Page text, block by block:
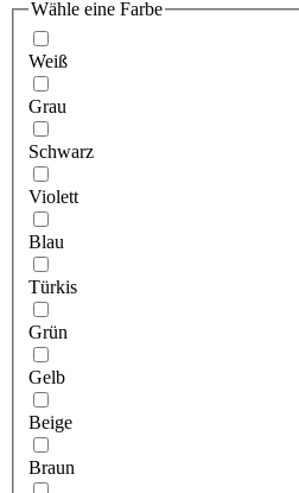
Wähle eine Farbe
Weiß
Grau
Schwarz
Violett
Blau
Türkis
Grün
Gelb
Beige
Braun